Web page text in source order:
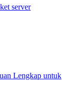
server
Lengkap untuk